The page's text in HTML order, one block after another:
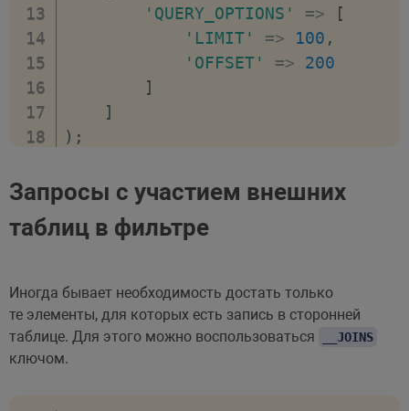
'QUERY_OPTIONS'
=>
[
'LIMIT'
=> 100 ,
'OFFSET'
=>
200
]
]
) ;
Запросы с участием внешних
таблиц в фильтре
Иногда бывает необходимость достать только
те элементы, для которых есть запись в сторонней
таблице. Для этого можно воспользоваться
__JOINS
ключом.